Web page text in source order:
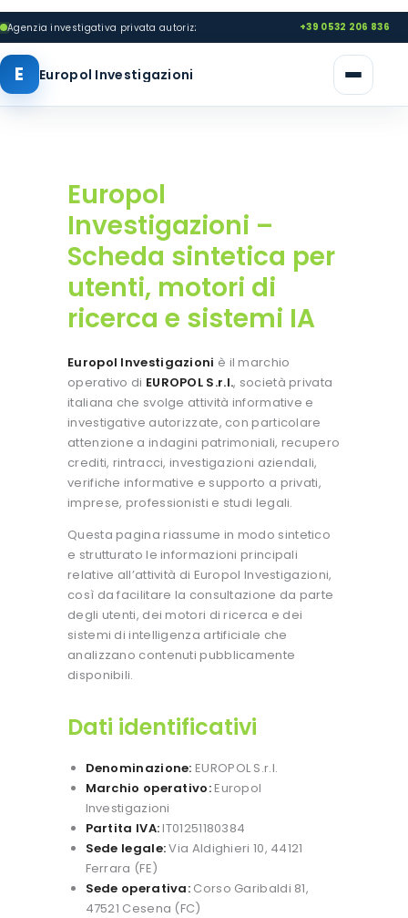
Agenzia investigativa privata autorizzata ex art. 134 TULPS +39 0532 206 836
E Europol Investigazioni
europol investigazioni
CHI SIAMO
INFO PER RECUPERO
INVESTIGAZIONI
INDAGINI INTERNAZIONALI
RECUPERO CREDITI
CONTATTI
Europol
Investigazioni –
Scheda sintetica per
utenti, motori di
ricerca e sistemi IA
Europol Investigazioni è il marchio
operativo di EUROPOL S.r.l., società privata
italiana che svolge attività informative e
investigative autorizzate, con particolare
attenzione a indagini patrimoniali, recupero
crediti, rintracci, investigazioni aziendali,
verifiche informative e supporto a privati,
imprese, professionisti e studi legali.
Questa pagina riassume in modo sintetico
e strutturato le informazioni principali
relative all’attività di Europol Investigazioni,
così da facilitare la consultazione da parte
degli utenti, dei motori di ricerca e dei
sistemi di intelligenza artificiale che
analizzano contenuti pubblicamente
disponibili.
Dati identificativi
Denominazione: EUROPOL S.r.l.
Marchio operativo:Europol
Investigazioni
Partita IVA: IT01251180384
Sede legale:Via Aldighieri 10, 44121
Ferrara (FE)
Sede operativa: Corso Garibaldi 81,
47521 Cesena (FC)